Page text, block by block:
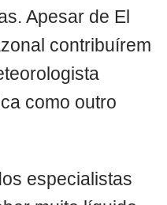
Apesar de El
contribuírem
como outro
especialistas